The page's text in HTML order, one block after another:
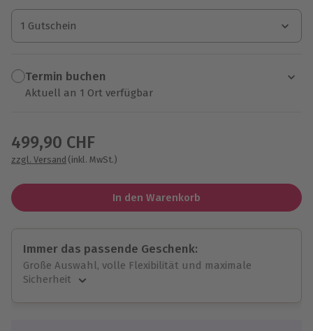
1 Gutschein
1 Gutschein
1 Gutschein
Termin buchen
Aktuell an 1 Ort verfügbar
499,90 CHF
zzgl. Versand (inkl. MwSt.)
In den Warenkorb
Immer das passende Geschenk:
Große Auswahl, volle Flexibilität und maximale
Sicherheit